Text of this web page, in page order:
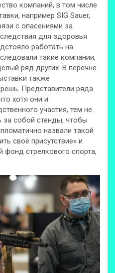
компаний, в том числе
например SIG Sauer,
с опасениями за
для здоровья
работать на
такие компании,
ряд других. В перечне
также
Представители ряда
хотя они и
участия, тем не
за собой стенды, чтобы
назвали такой
своё присутствие» и
стрелкового спорта,